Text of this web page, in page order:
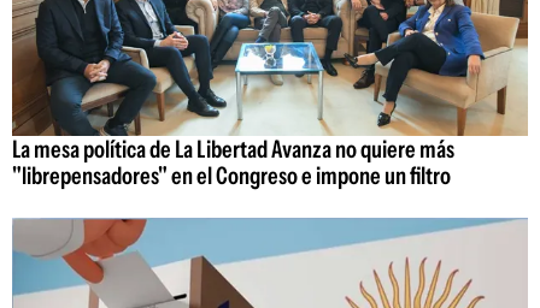
La mesa política de La Libertad Avanza no quiere más
"librepensadores" en el Congreso e impone un filtro